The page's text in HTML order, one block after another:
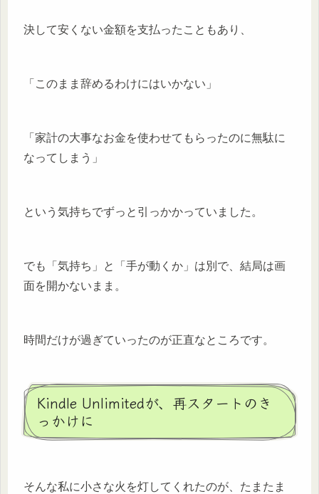
決して安くない金額を支払ったこともあり、
「このまま辞めるわけにはいかない」
「家計の大事なお金を使わせてもらったのに無駄に
なってしまう」
という気持ちでずっと引っかかっていました。
でも「気持ち」と「手が動くか」は別で、結局は画
面を開かないまま。
時間だけが過ぎていったのが正直なところです。
Kindle Unlimitedが、再スタートのき
っかけに
そんな私に小さな火を灯してくれたのが、たまたま